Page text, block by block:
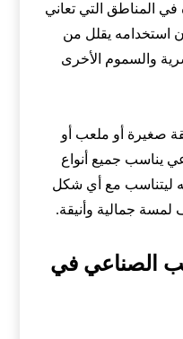
في المناطق التي تعاني
استخدامه يقلل من
والسموم الأخرى
صغيرة أو ملعب أو
يناسب جميع أنواع
ليتناسب مع أي شكل
لمسة جمالية وأنيقة.
الصناعي في